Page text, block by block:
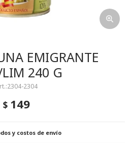
EMIGRANTE
LIM 240 G
2304-2304
$ 149
y costos de envío